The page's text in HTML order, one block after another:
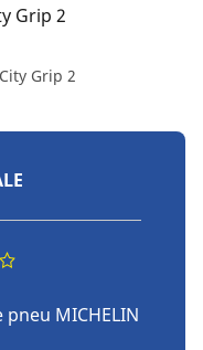
Grip 2
Grip 2
MICHELIN